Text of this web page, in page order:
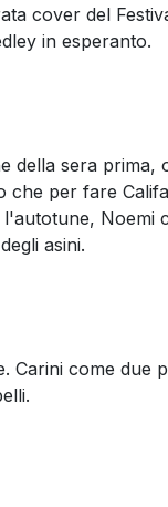
cover del
in esperanto.
della sera prima,
che per fare
Noemi
asini.
Carini come due